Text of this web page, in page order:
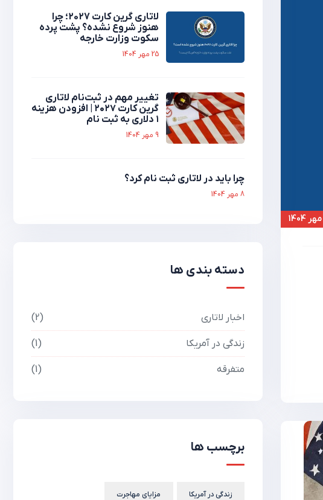
لاتاری گرین کارت 2027؛ چرا
هنوز شروع نشده؟ پشت پرده
سکوت وزارت خارجه
25 مهر 1404
تغییر مهم در ثبت‌نام لاتاری
گرین کارت ۲۰۲۷ | افزودن هزینه
۱ دلاری به ثبت نام
9 مهر 1404
چرا باید در لاتاری ثبت نام کرد؟
8 مهر 1404
دسته بندی ها
اخبار لاتاری 2
زندگی در آمریکا 1
متفرقه 1
برچسب ها
زندگی در آمریکا مزایای مهاجرت